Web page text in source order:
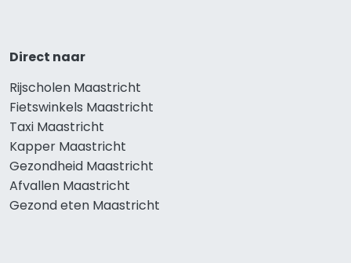
Direct naar
Rijscholen Maastricht
Fietswinkels Maastricht
Taxi Maastricht
Kapper Maastricht
Gezondheid Maastricht
Afvallen Maastricht
Gezond eten Maastricht